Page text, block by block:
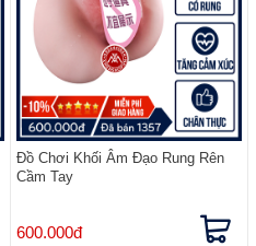
Đồ Chơi Khối Âm Đạo Rung Rên
Cầm Tay
600.000đ